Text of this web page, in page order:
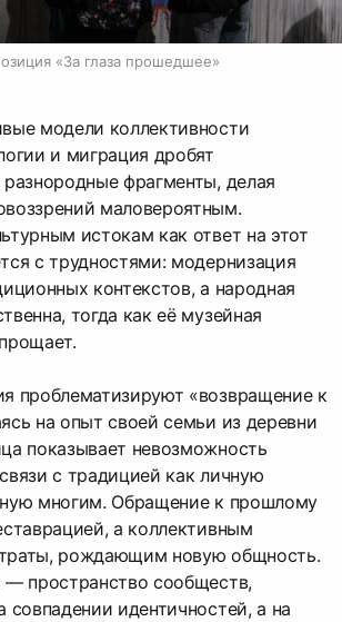
«За глаза прошедшее»
модели коллективности
и миграция дробят
разнородные фрагменты, делая
маловероятным.
истокам как ответ на этот
с трудностями: модернизация
контекстов, а народная
тогда как её музейная
проблематизируют «возвращение к
на опыт своей семьи из деревни
показывает невозможность
с традицией как личную
многим. Обращение к прошлому
а коллективным
рождающим новую общность.
— пространство сообществ,
совпадении идентичностей, а на